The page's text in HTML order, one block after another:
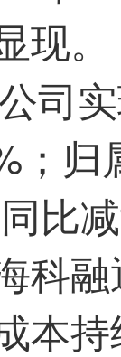
。
司
；
比
科
本